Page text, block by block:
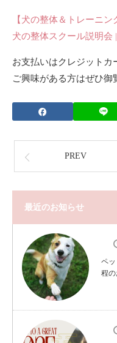
【犬の整体＆トレーニ
犬の整体スクール説明会
お支払いはクレジットカ
ご興味がある方はぜひ御
PREV
最近のお知らせ
ペッ
程の